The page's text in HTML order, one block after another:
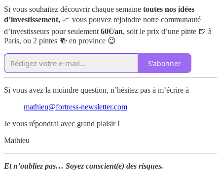
Si vous souhaitez découvrir chaque semaine toutes nos idées
d’investissement, 📈 vous pouvez rejoindre notre communauté
d’investisseurs pour seulement 60€/an, soit le prix d’une pinte 🍺 à
Paris, ou 2 pintes 🍻 en province 😉
S'abonner
Si vous avez la moindre question, n’hésitez pas à m’écrire à
mathieu@fortress-newsletter.com
Je vous répondrai avec grand plaisir !
Mathieu
Et n’oubliez pas… Soyez conscient(e) des risques.